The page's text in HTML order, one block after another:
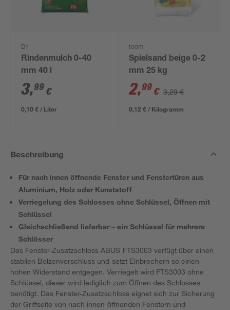
B1
Rindenmulch 0-40
mm 40 l
3,99 €
0,10 € / Liter
toom
Spielsand beige 0-2
mm 25 kg
2,99 € 3,29 €
0,12 € / Kilogramm
Beschreibung
Für nach innen öffnende Fenster und Fenstertüren aus
Aluminium, Holz oder Kunststoff
Verriegelung des Schlosses ohne Schlüssel, Öffnen mit
Schlüssel
Gleichschließend lieferbar – ein Schlüssel für mehrere
Schlösser
Das Fenster-Zusatzschloss ABUS FTS3003 verfügt über einen
stabilen Bolzenverschluss und setzt Einbrechern so einen
hohen Widerstand entgegen. Verriegelt wird FTS3003 ohne
Schlüssel, dieser wird lediglich zum Öffnen des Schlosses
benötigt. Das Fenster-Zusatzschloss eignet sich zur Sicherung
der Griffseite von nach innen öffnenden Fenstern und